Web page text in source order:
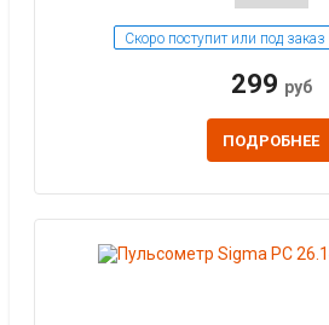
Скоро поступит или под заказ
299 руб
ПОДРОБНЕЕ